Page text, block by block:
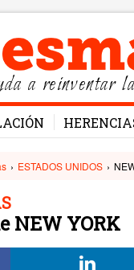
a reinventar
› ESTADOS UNIDOS ›
NEW YORK